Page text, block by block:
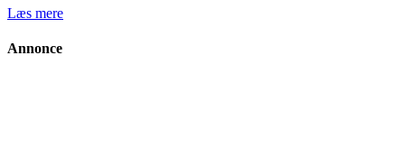
Læs mere
Annonce